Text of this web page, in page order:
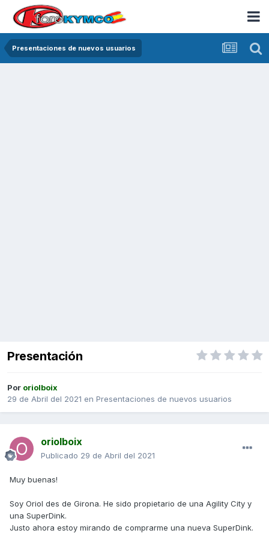
Presentaciones de nuevos usuarios
Presentación
Por oriolboix
29 de Abril del 2021 en Presentaciones de nuevos usuarios
oriolboix
Publicado 29 de Abril del 2021
Muy buenas!
Soy Oriol des de Girona. He sido propietario de una Agility City y
una SuperDink.
Justo ahora estoy mirando de comprarme una nueva SuperDink.